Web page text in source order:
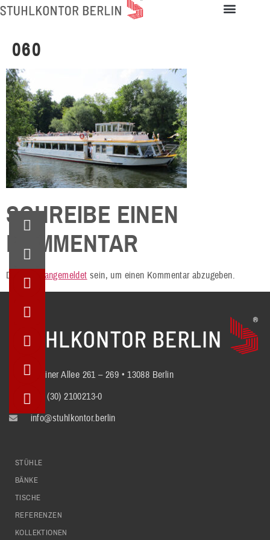
060
SCHREIBE EINEN
KOMMENTAR
Du musst angemeldet sein, um einen Kommentar abzugeben.
Berliner Allee 261 – 269 • 13088 Berlin
+49 (30) 2100213-0
info@stuhlkontor.berlin
STÜHLE
BÄNKE
TISCHE
REFERENZEN
KOLLEKTIONEN